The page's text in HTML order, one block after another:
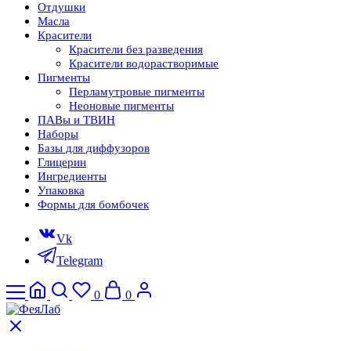
Отдушки
Масла
Красители
Красители без разведения
Красители водорастворимые
Пигменты
Перламутровые пигменты
Неоновые пигменты
ПАВы и ТВИН
Наборы
Базы для диффузоров
Глицерин
Ингредиенты
Упаковка
Формы для бомбочек
Vk
Telegram
0 0